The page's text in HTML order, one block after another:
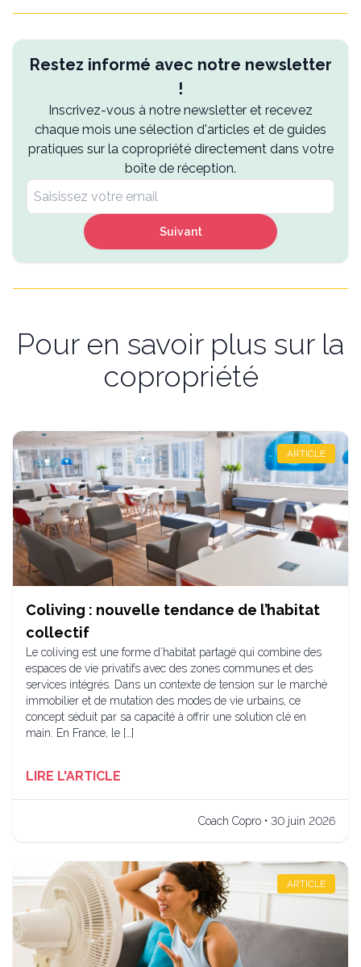
Restez informé avec notre newsletter
!
Inscrivez-vous à notre newsletter et recevez
chaque mois une sélection d'articles et de guides
pratiques sur la copropriété directement dans votre
boîte de réception.
Suivant
Pour en savoir plus sur la
copropriété
ARTICLE
Coliving : nouvelle tendance de l’habitat
collectif
Le coliving est une forme d’habitat partagé qui combine des
espaces de vie privatifs avec des zones communes et des
services intégrés. Dans un contexte de tension sur le marché
immobilier et de mutation des modes de vie urbains, ce
concept séduit par sa capacité à offrir une solution clé en
main. En France, le […]
LIRE L'ARTICLE
Coach Copro • 30 juin 2026
ARTICLE